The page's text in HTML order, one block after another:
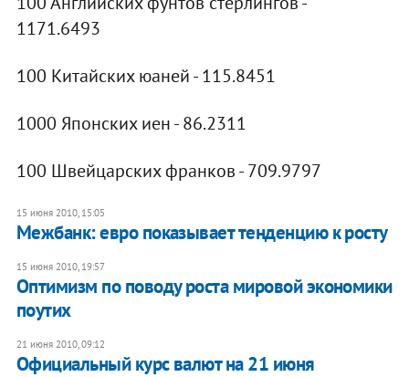
1171.6493
100 Китайских юаней - 115.8451
1000 Японских иен - 86.2311
100 Швейцарских франков - 709.9797
15 июня 2010, 15:05
Межбанк: евро показывает тенденцию к росту
15 июня 2010, 19:57
Оптимизм по поводу роста мировой экономики
поутих
21 июня 2010, 09:12
Официальный курс валют на 21 июня